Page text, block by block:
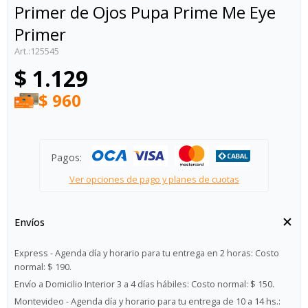
Primer de Ojos Pupa Prime Me Eye
Primer
125545
$ 1.129
$ 960
Pagos:
Ver opciones de pago y planes de cuotas
Envíos
Express - Agenda día y horario para tu entrega en 2 horas: Costo
normal: $ 190.
Envío a Domicilio Interior 3 a 4 días hábiles: Costo normal: $ 150.
Montevideo - Agenda día y horario para tu entrega de 10 a 14 hs.: